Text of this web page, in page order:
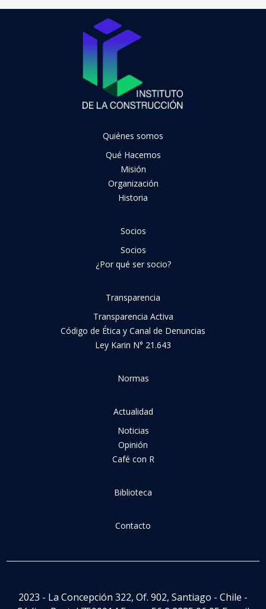
Quiénes somos
Qué Hacemos
Misión
Organización
Historia
Socios
Socios
¿Por qué ser socio?
Transparencia
Transparencia Activa
Código de Ética y Canal de Denuncias
Ley Karin N° 21.643
Normas
Actualidad
Noticias
Opinión
Café con R
Biblioteca
Contacto
2023 - La Concepción 322, Of. 902, Santiago - Chile -